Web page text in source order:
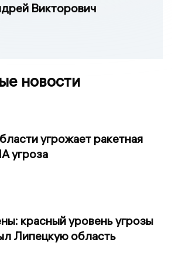
Викторович
новости
угрожает ракетная
угроза
красный уровень угрозы
Липецкую область